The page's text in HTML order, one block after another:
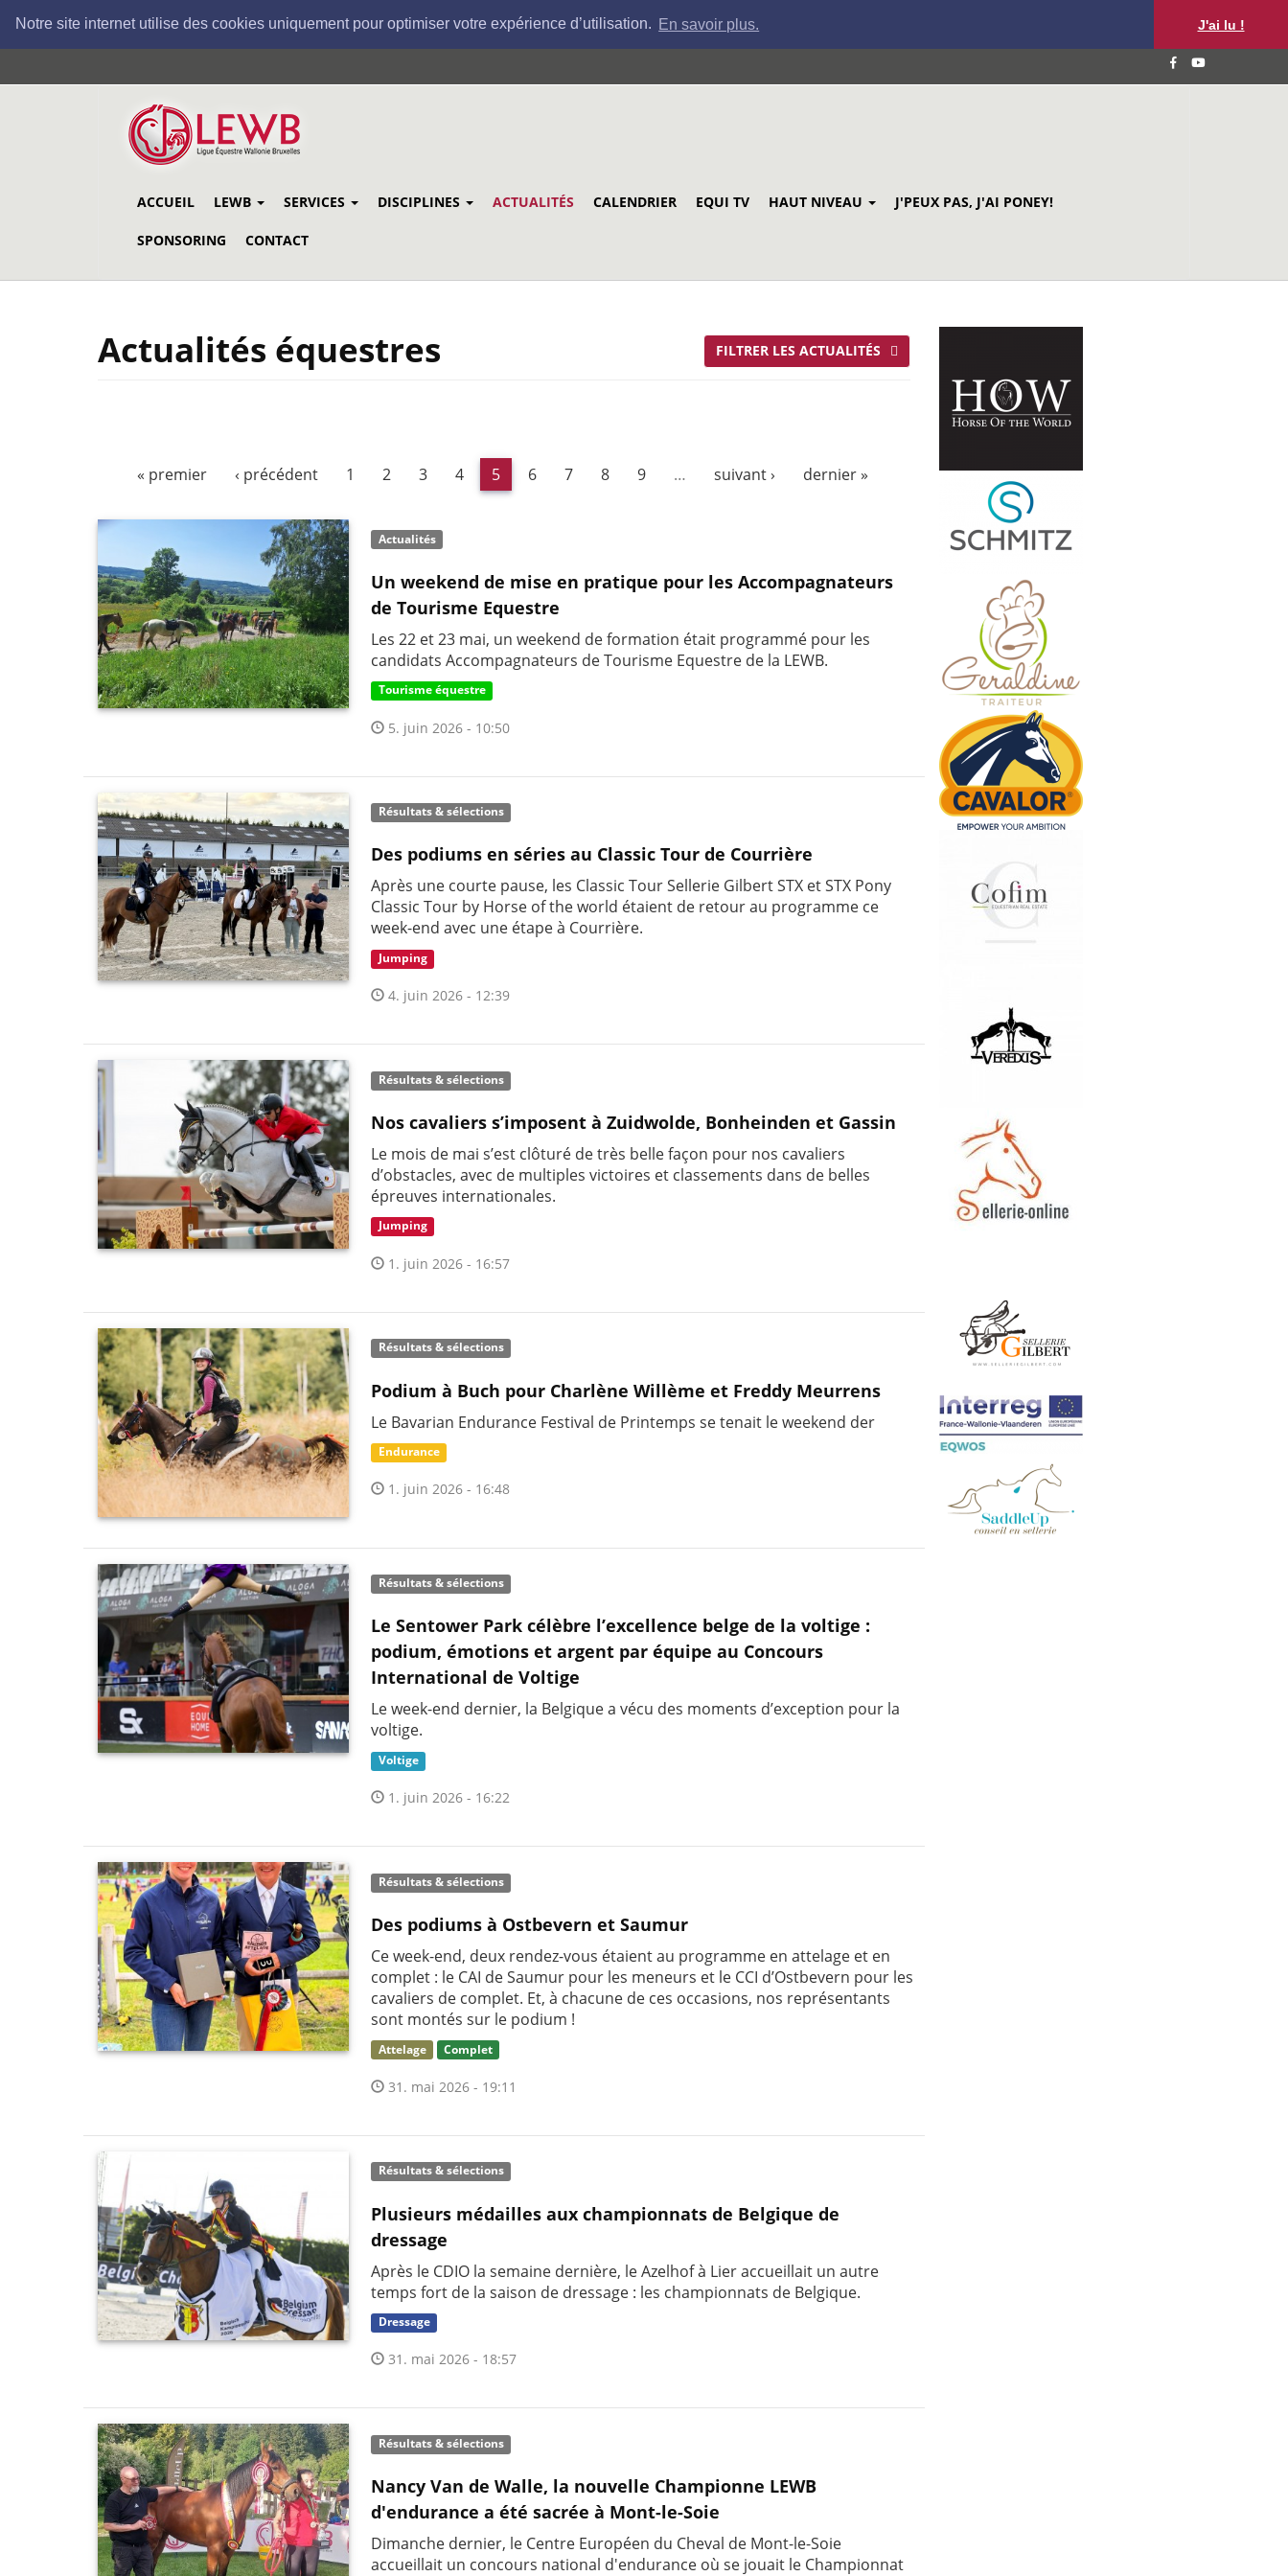
Notre site internet utilise des cookies uniquement pour optimiser votre expérience d’utilisation. En savoir plus. J'ai lu !
au
ACCUEIL LEWB SERVICES DISCIPLINES ACTUALITÉS CALENDRIER EQUI TV HAUT NIVEAU J'PEUX PAS, J'AI PONEY!
SPONSORING CONTACT
Actualités équestres FILTRER LES ACTUALITÉS
« premier ‹ précédent 1 2 3 4 5 6 7 8 9 … suivant › dernier »
Actualités
Un weekend de mise en pratique pour les Accompagnateurs
de Tourisme Equestre
Les 22 et 23 mai, un weekend de formation était programmé pour les
candidats Accompagnateurs de Tourisme Equestre de la LEWB.
Tourisme équestre
5. juin 2026 - 10:50
Résultats & sélections
Des podiums en séries au Classic Tour de Courrière
Après une courte pause, les Classic Tour Sellerie Gilbert STX et STX Pony
Classic Tour by Horse of the world étaient de retour au programme ce
week-end avec une étape à Courrière.
Jumping
4. juin 2026 - 12:39
Résultats & sélections
Nos cavaliers s’imposent à Zuidwolde, Bonheinden et Gassin
Le mois de mai s’est clôturé de très belle façon pour nos cavaliers
d’obstacles, avec de multiples victoires et classements dans de belles
épreuves internationales.
Jumping
1. juin 2026 - 16:57
Résultats & sélections
Podium à Buch pour Charlène Willème et Freddy Meurrens
Le Bavarian Endurance Festival de Printemps se tenait le weekend der
Endurance
1. juin 2026 - 16:48
Résultats & sélections
Le Sentower Park célèbre l’excellence belge de la voltige :
podium, émotions et argent par équipe au Concours
International de Voltige
Le week-end dernier, la Belgique a vécu des moments d’exception pour la
voltige.
Voltige
1. juin 2026 - 16:22
Résultats & sélections
Des podiums à Ostbevern et Saumur
Ce week-end, deux rendez-vous étaient au programme en attelage et en
complet : le CAI de Saumur pour les meneurs et le CCI d’Ostbevern pour les
cavaliers de complet. Et, à chacune de ces occasions, nos représentants
sont montés sur le podium !
Attelage Complet
31. mai 2026 - 19:11
Résultats & sélections
Plusieurs médailles aux championnats de Belgique de
dressage
Après le CDIO la semaine dernière, le Azelhof à Lier accueillait un autre
temps fort de la saison de dressage : les championnats de Belgique.
Dressage
31. mai 2026 - 18:57
Résultats & sélections
Nancy Van de Walle, la nouvelle Championne LEWB
d'endurance a été sacrée à Mont-le-Soie
Dimanche dernier, le Centre Européen du Cheval de Mont-le-Soie
accueillait un concours national d'endurance où se jouait le Championnat